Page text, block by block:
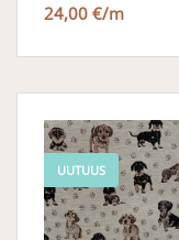
24,00 €/m
UUTUUS